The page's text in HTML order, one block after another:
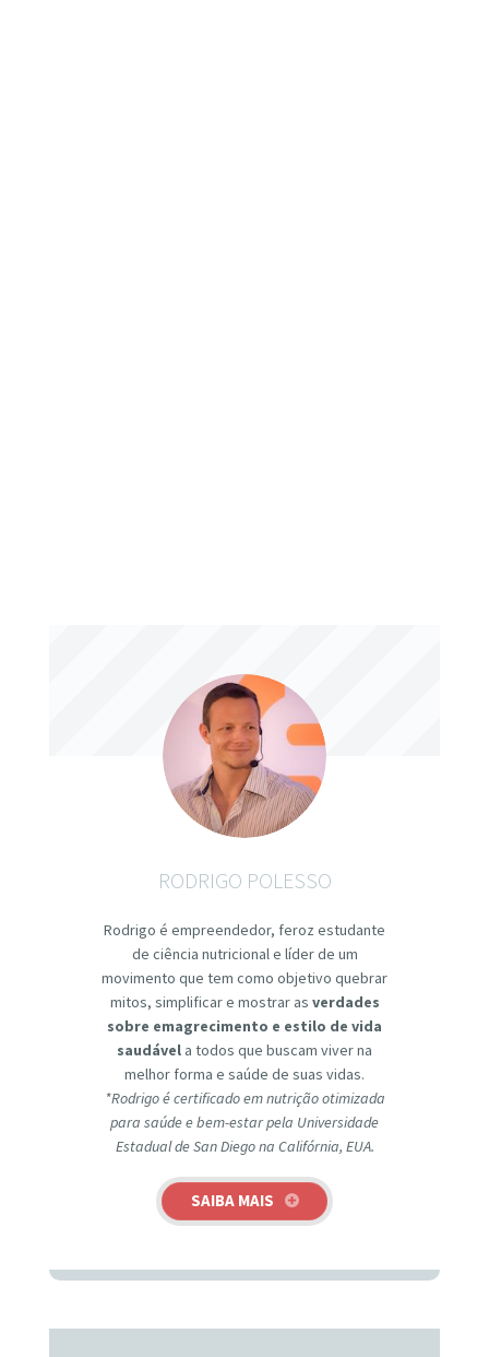
RODRIGO POLESSO
Rodrigo é empreendedor, feroz estudante
de ciência nutricional e líder de um
movimento que tem como objetivo quebrar
mitos, simplificar e mostrar as verdades
sobre emagrecimento e estilo de vida
saudável a todos que buscam viver na
melhor forma e saúde de suas vidas.
*Rodrigo é certificado em nutrição otimizada
para saúde e bem-estar pela Universidade
Estadual de San Diego na Califórnia, EUA.
SAIBA MAIS